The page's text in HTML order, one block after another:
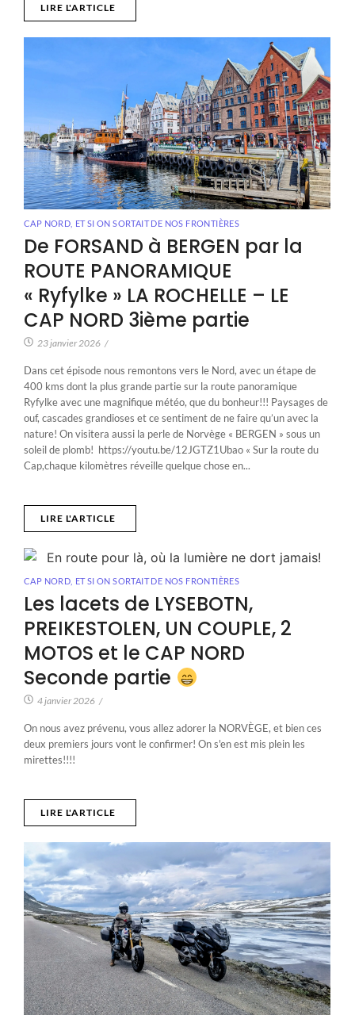
LIRE L'ARTICLE
CAP NORD ET SI ON SORTAIT DE NOS FRONTIÈRES
De FORSAND à BERGEN par la
ROUTE PANORAMIQUE
« Ryfylke » LA ROCHELLE – LE
CAP NORD 3ième partie
23 janvier 2026 /
Dans cet épisode nous remontons vers le Nord, avec un étape de
400 kms dont la plus grande partie sur la route panoramique
Ryfylke avec une magnifique météo, que du bonheur!!! Paysages de
ouf, cascades grandioses et ce sentiment de ne faire qu’un avec la
nature! On visitera aussi la perle de Norvège « BERGEN » sous un
soleil de plomb! https://youtu.be/12JGTZ1Ubao « Sur la route du
Cap,chaque kilomètres réveille quelque chose en...
LIRE L'ARTICLE
CAP NORD ET SI ON SORTAIT DE NOS FRONTIÈRES
Les lacets de LYSEBOTN,
PREIKESTOLEN, UN COUPLE, 2
MOTOS et le CAP NORD
Seconde partie
4 janvier 2026 /
On nous avez prévenu, vous allez adorer la NORVÈGE, et bien ces
deux premiers jours vont le confirmer! On s'en est mis plein les
mirettes!!!!
LIRE L'ARTICLE